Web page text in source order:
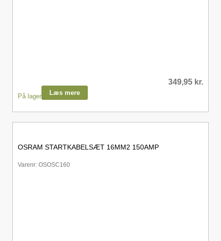
349,95 kr.
På lager Læs mere
OSRAM STARTKABELSÆT 16MM2 150AMP
Varenr: OSOSC160